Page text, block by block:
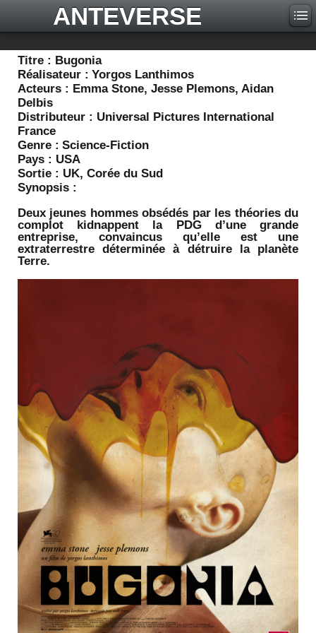
ANTEVERSE
Titre : Bugonia
Réalisateur : Yorgos Lanthimos
Acteurs : Emma Stone, Jesse Plemons, Aidan
Delbis
Distributeur : Universal Pictures International
France
Genre : Science-Fiction
Pays : USA
Sortie : UK, Corée du Sud
Synopsis :
Deux jeunes hommes obsédés par les théories du
complot kidnappent la PDG d’une grande
entreprise, convaincus qu’elle est une
extraterrestre déterminée à détruire la planète
Terre.